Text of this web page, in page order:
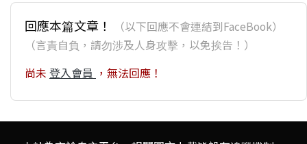
回應本篇文章！
（以下回應不會連結到FaceBook）
（言責自負，請勿涉及人身攻擊，以免挨告！）
尚未 登入會員 ，無法回應！